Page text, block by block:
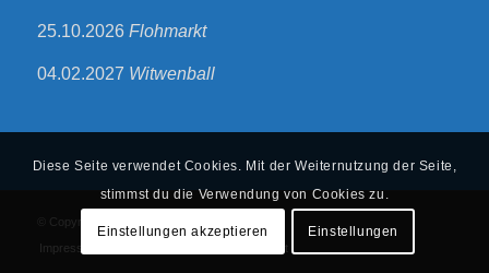
25.10.2026 Flohmarkt
04.02.2027 Witwenball
© Copyright - TuS 1863 Damm e.V.
Impressum
Start
Diese Seite verwendet Cookies. Mit der Weiternutzung der Seite,
stimmst du die Verwendung von Cookies zu.
Einstellungen akzeptieren Einstellungen